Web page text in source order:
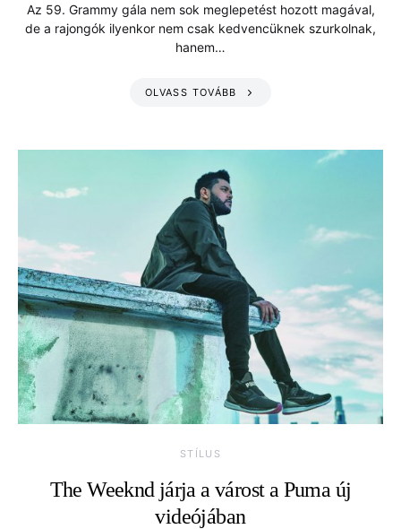
Az 59. Grammy gála nem sok meglepetést hozott magával,
de a rajongók ilyenkor nem csak kedvencüknek szurkolnak,
hanem…
OLVASS TOVÁBB
STÍLUS
The Weeknd járja a várost a Puma új
videójában